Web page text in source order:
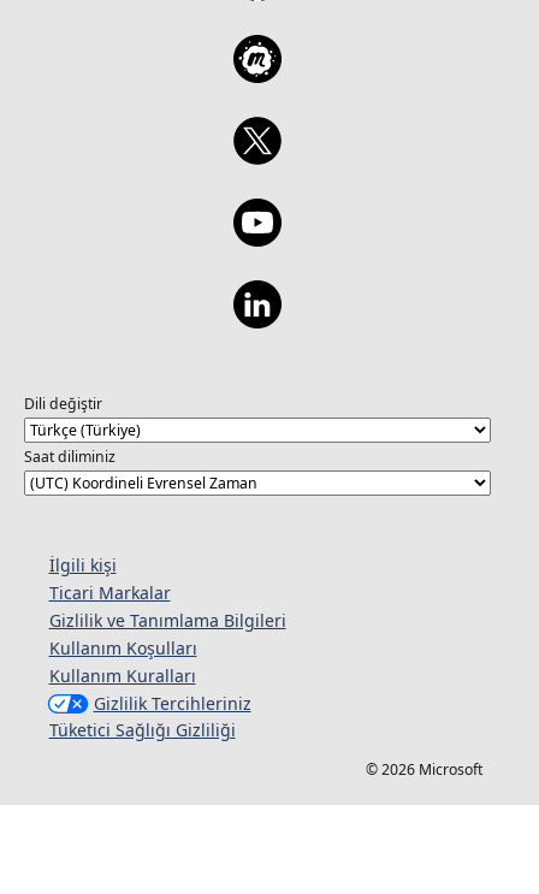
Dili değiştir
Saat diliminiz
İlgili kişi
Ticari Markalar
Gizlilik ve Tanımlama Bilgileri
Kullanım Koşulları
Kullanım Kuralları
Gizlilik Tercihleriniz
Tüketici Sağlığı Gizliliği
© 2026 Microsoft